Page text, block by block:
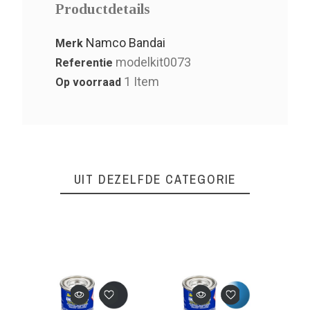
Productdetails
Merk Namco Bandai
Referentie modelkit0073
Op voorraad 1 Item
UIT DEZELFDE CATEGORIE